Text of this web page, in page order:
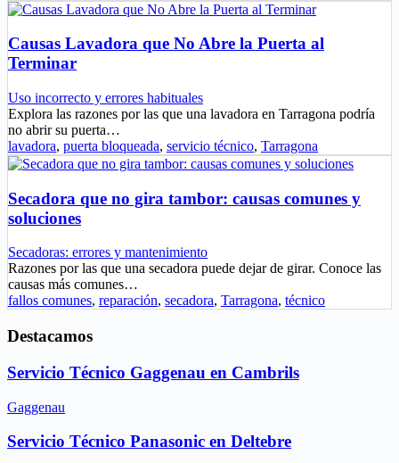
Causas Lavadora que No Abre la Puerta al
Terminar
Uso incorrecto y errores habituales
Explora las razones por las que una lavadora en Tarragona podría
no abrir su puerta…
lavadora, puerta bloqueada, servicio técnico, Tarragona
Secadora que no gira tambor: causas comunes y
soluciones
Secadoras: errores y mantenimiento
Razones por las que una secadora puede dejar de girar. Conoce las
causas más comunes…
fallos comunes, reparación, secadora, Tarragona, técnico
Destacamos
Servicio Técnico Gaggenau en Cambrils
Gaggenau
Servicio Técnico Panasonic en Deltebre